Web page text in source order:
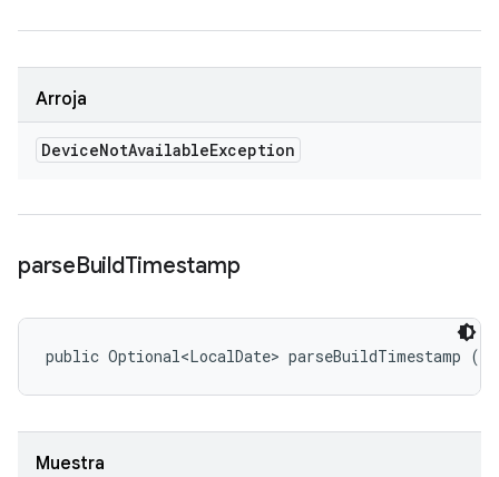
Arroja
DeviceNotAvailableException
parseBuildTimestamp
public Optional<LocalDate> parseBuildTimestamp ()
Muestra